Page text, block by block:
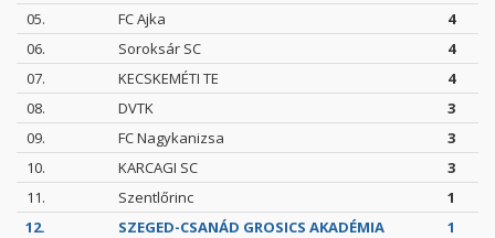
05.
FC Ajka
4
06.
Soroksár SC
4
07.
KECSKEMÉTI TE
4
08.
DVTK
3
09.
FC Nagykanizsa
3
10.
KARCAGI SC
3
11.
Szentlőrinc
1
12.
SZEGED-CSANÁD GROSICS AKADÉMIA
1